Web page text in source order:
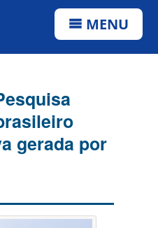
MENU
gerada por